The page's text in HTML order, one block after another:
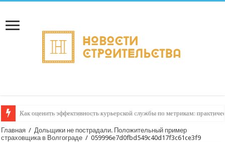
Как оценить эффективность курьерской службы по метрикам:
Доставка грузов в аэропорты и вокзалы: особенности логистики и
Главная / Дольщики не пострадали. Положительный пример
страховщика в Волгограде / 059996e7d0fbd549c40d17f3c61ce3f9